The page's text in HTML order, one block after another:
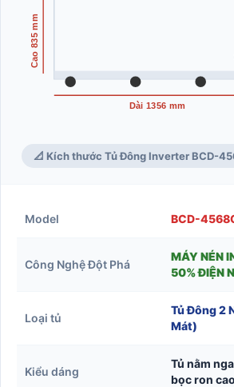
Cao 835 mm
Dài 1356 mm
📐 Kích thước Tủ Đông Inverter BCD-
Model BCD-
Công Nghệ Đột Phá
MÁY NÉN
50% ĐIỆN
Loại tủ
Tủ Đông 2
Mát)
Kiểu dáng
Tủ nằm
bọc ron